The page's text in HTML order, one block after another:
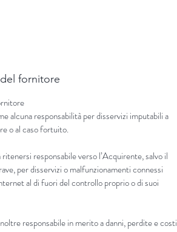
fornitore
alcuna responsabilità per disservizi imputabili a
o al caso fortuito.
responsabile verso l’Acquirente, salvo il
per disservizi o malfunzionamenti connessi
al di fuori del controllo proprio o di suoi
responsabile in merito a danni, perdite e costi